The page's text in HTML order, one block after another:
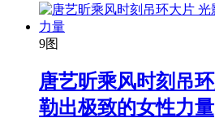
9图
唐艺昕乘风时刻吊
勒出极致的女性力量